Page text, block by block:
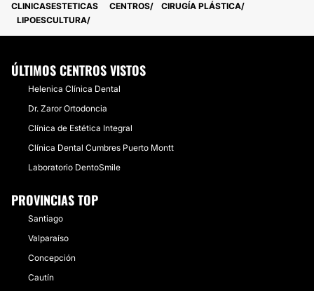
CLINICASESTETICAS CENTROS
CIRUGÍA PLÁSTICA
LIPOESCULTURA
ÚLTIMOS CENTROS VISTOS
Helenica Clínica Dental
Dr. Zaror Ortodoncia
Clínica de Estética Integral
Clínica Dental Cumbres Puerto Montt
Laboratorio DentoSmile
PROVINCIAS TOP
Santiago
Valparaíso
Concepción
Cautín